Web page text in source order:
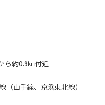
ら約0.9㎞付近
山手線、京浜東北線）